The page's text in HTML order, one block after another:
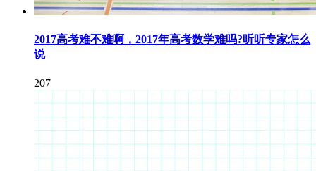
2017高考难不难啊，2017年高考数学难吗?听听专家怎么
说
207